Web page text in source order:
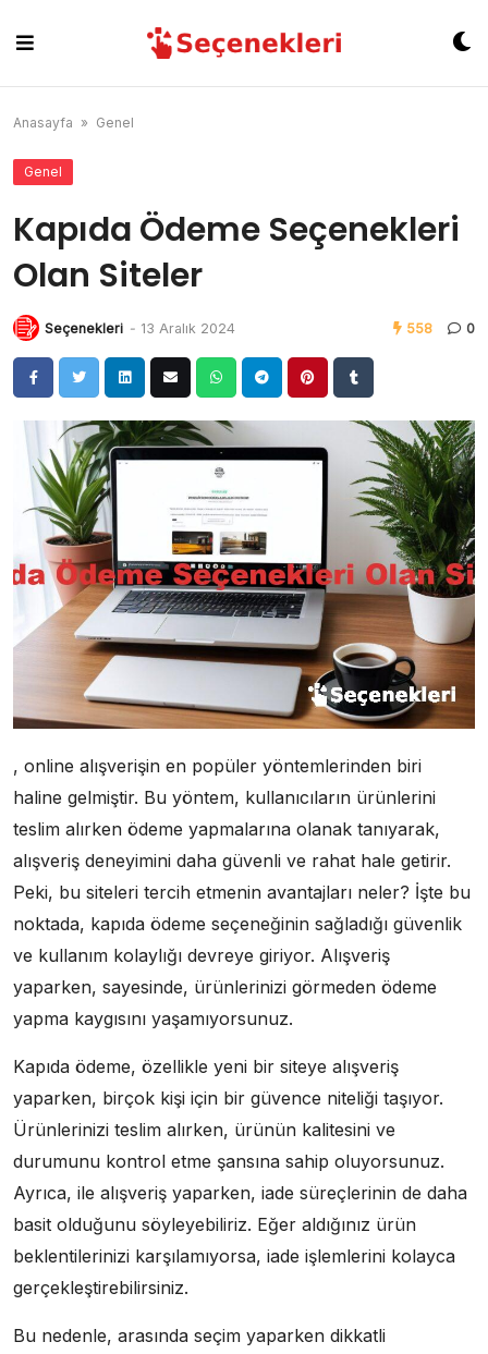
content
Anasayfa » Genel
Genel
Kapıda Ödeme Seçenekleri
Olan Siteler
Seçenekleri - 13 Aralık 2024 558 0
, online alışverişin en popüler yöntemlerinden biri
haline gelmiştir. Bu yöntem, kullanıcıların ürünlerini
teslim alırken ödeme yapmalarına olanak tanıyarak,
alışveriş deneyimini daha güvenli ve rahat hale getirir.
Peki, bu siteleri tercih etmenin avantajları neler? İşte bu
noktada, kapıda ödeme seçeneğinin sağladığı güvenlik
ve kullanım kolaylığı devreye giriyor. Alışveriş
yaparken, sayesinde, ürünlerinizi görmeden ödeme
yapma kaygısını yaşamıyorsunuz.
Kapıda ödeme, özellikle yeni bir siteye alışveriş
yaparken, birçok kişi için bir güvence niteliği taşıyor.
Ürünlerinizi teslim alırken, ürünün kalitesini ve
durumunu kontrol etme şansına sahip oluyorsunuz.
Ayrıca, ile alışveriş yaparken, iade süreçlerinin de daha
basit olduğunu söyleyebiliriz. Eğer aldığınız ürün
beklentilerinizi karşılamıyorsa, iade işlemlerini kolayca
gerçekleştirebilirsiniz.
Bu nedenle, arasında seçim yaparken dikkatli